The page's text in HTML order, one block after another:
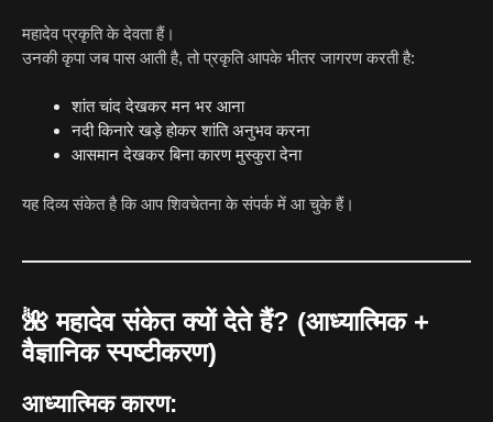
महादेव प्रकृति के देवता हैं।
उनकी कृपा जब पास आती है, तो प्रकृति आपके भीतर जागरण करती है:
शांत चांद देखकर मन भर आना
नदी किनारे खड़े होकर शांति अनुभव करना
आसमान देखकर बिना कारण मुस्कुरा देना
यह दिव्य संकेत है कि आप शिवचेतना के संपर्क में आ चुके हैं।
🌺महादेव संकेत क्यों देते हैं? (आध्यात्मिक +
वैज्ञानिक स्पष्टीकरण)
आध्यात्मिक कारण: